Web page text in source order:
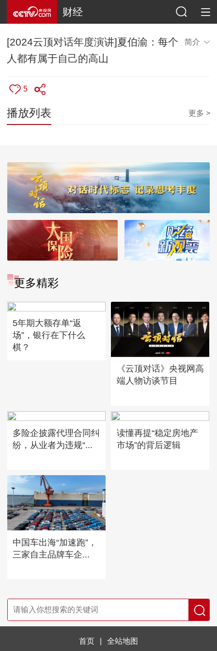
财经
[2024云顶对话年度演讲]夏伯渝：每个
人都有属于自己的高山
简介
5
播放列表 更多 >
更多精彩
5年期大额存单“返
场”，银行在下什么
棋？
《云顶对话》央视网高
端人物访谈节目
多险企披露代理合同纠
纷，从业者为违规“...
读懂再提“稳定房地产
市场”的背后逻辑
中国车出海“加速跑”，
三家自主品牌车企...
首页 全站地图